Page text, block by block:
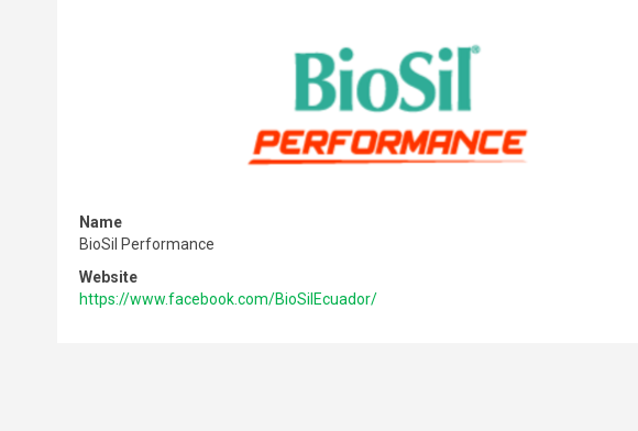
Name
BioSil Performance
Website
https://www.facebook.com/BioSilEcuador/